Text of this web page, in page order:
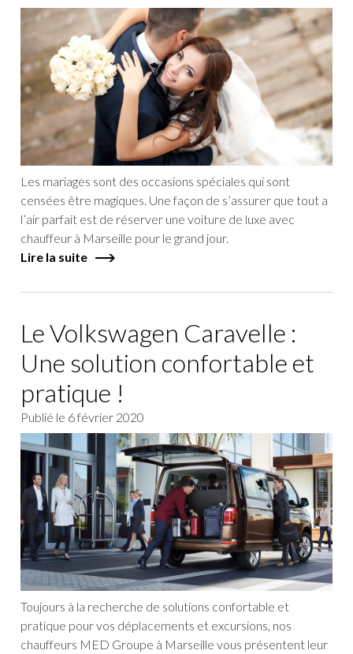
Les mariages sont des occasions spéciales qui sont
censées être magiques. Une façon de s’assurer que tout a
l’air parfait est de réserver une voiture de luxe avec
chauffeur à Marseille pour le grand jour.
Lire la suite
Le Volkswagen Caravelle :
Une solution confortable et
pratique !
Publié le 6 février 2020
Toujours à la recherche de solutions confortable et
pratique pour vos déplacements et excursions, nos
chauffeurs MED Groupe à Marseille vous présentent leur